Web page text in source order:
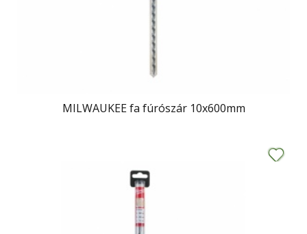
MILWAUKEE fa fúrószár 10x600mm